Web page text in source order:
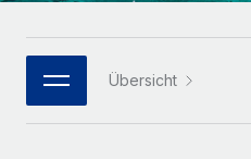
MCP
Integrationen
PARTNER WERDEN
Flexible Einbettung von
Bibliothek für
Webinare
한국어 Übersicht